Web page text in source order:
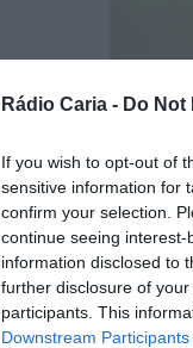
Rádio Caria - Do
If you wish to opt-out of
sensitive information for
confirm your selection.
continue seeing
information disclosed to
further disclosure of
participants. This
Downstream Participants